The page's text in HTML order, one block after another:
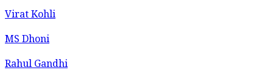
Virat Kohli
MS Dhoni
Rahul Gandhi